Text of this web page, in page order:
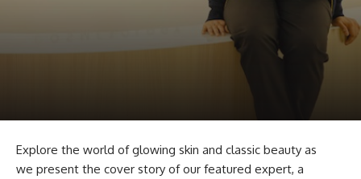
Explore the world of glowing skin and classic beauty as
we present the cover story of our featured expert, a